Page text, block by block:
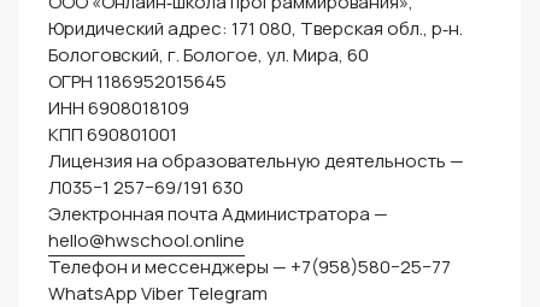
Юридический адрес: 171 080, Тверская обл., р‑н.
Бологовский, г. Бологое, ул. Мира, 60
ОГРН 1186952015645
ИНН 6908018109
КПП 690801001
Лицензия на образовательную деятельность —
Л035−1 257−69/191 630
Электронная почта Администратора —
hello@hwschool.online
Телефон и мессенджеры — +7(958)580−25−77
WhatsApp Viber Telegram